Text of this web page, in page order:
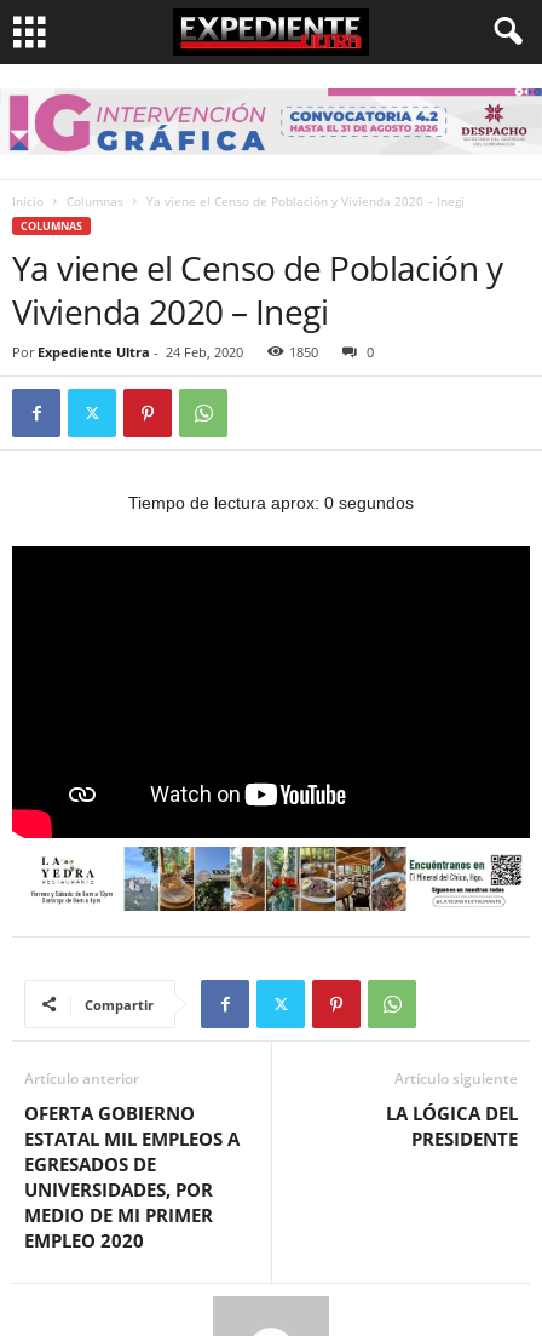
Inicio Columnas Ya viene el Censo de Población y Vivienda 2020 – Inegi
COLUMNAS
Ya viene el Censo de Población y
Vivienda 2020 – Inegi
Por Expediente Ultra - 24 Feb, 2020 1850 0
Tiempo de lectura aprox: 0 segundos
Compartir
Artículo anterior
OFERTA GOBIERNO
ESTATAL MIL EMPLEOS A
EGRESADOS DE
UNIVERSIDADES, POR
MEDIO DE MI PRIMER
EMPLEO 2020
Artículo siguiente
LA LÓGICA DEL
PRESIDENTE